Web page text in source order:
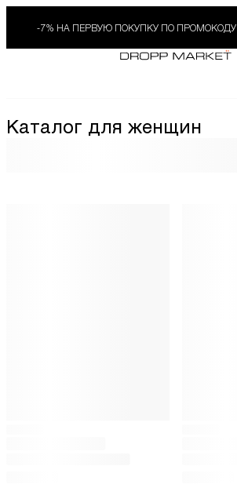
-7% НА ПЕРВУЮ ПОКУПКУ ПО ПРОМОКОДУ
Каталог для женщин